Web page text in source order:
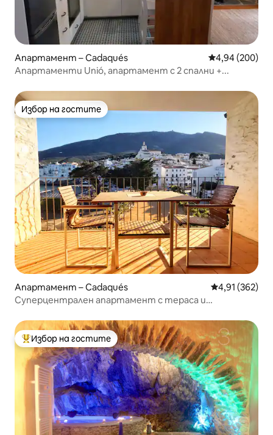
Апартамент – Cadaqués Средна
4,94 (200)
Апартаменти Unió, апартамент с 2 спални +...
Избор на гостите
Избор на гостите
Апартамент – Cadaqués Средна
4,91 (362)
Суперцентрален апартамент с тераса и
Най-популярен избор на гостите
Избор на гостите